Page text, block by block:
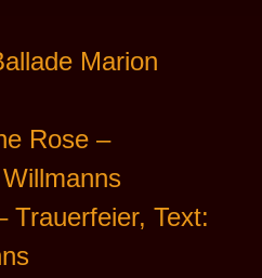
Marion
Rose –
Trauerfeier, Text: